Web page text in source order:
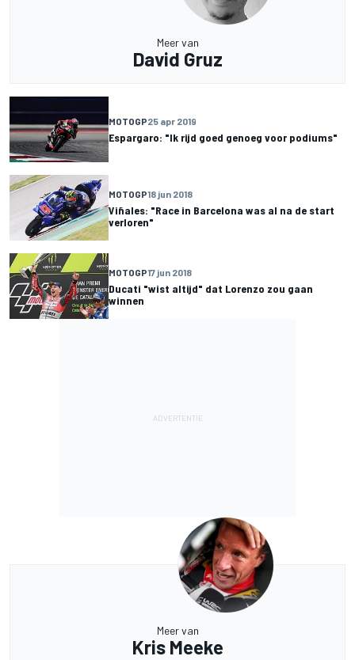
Meer van
David Gruz
MOTOGP25 apr 2019
Espargaro: "Ik rijd goed genoeg voor podiums"
MOTOGP18 jun 2018
Viñales: "Race in Barcelona was al na de start
verloren"
MOTOGP17 jun 2018
Ducati "wist altijd" dat Lorenzo zou gaan
winnen
Meer van
Kris Meeke